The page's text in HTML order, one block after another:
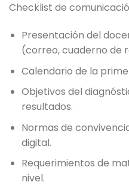
Checklist de
Presentación del
(correo, cuaderno de
Calendario de la
Objetivos del
resultados.
Normas de
digital.
Requerimientos de
nivel.